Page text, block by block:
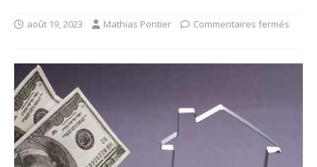
août 19, 2023 Mathias Pontier Commentaires fermés